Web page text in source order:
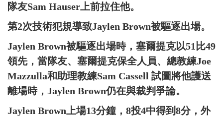
隊友Sam Hauser上前拉住他。
第2次技術犯規導致Jaylen Brown被驅逐出場。
Jaylen Brown被驅逐出場時，塞爾提克以51比49
領先，當隊友、塞爾提克保全人員、總教練Joe
Mazzulla和助理教練Sam Cassell 試圖將他護送
離場時，Jaylen Brown仍在與裁判爭論。
Jaylen Brown上場13分鐘，8投4中得到8分，外